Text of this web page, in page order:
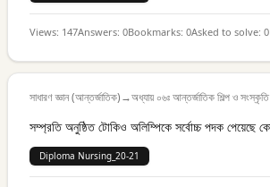
Views: 147Answers: 0Bookmarks: 0Asked to solve: 0
সাধারণ জ্ঞান (আন্তর্জাতিক)→অধ্যায় ০৬ঃ আন্তর্জাতিক শিল্প ও সংস্কৃতি
সম্প্রতি অনুষ্ঠিত টোকিও অলিম্পিকে সর্বোচ্চ পদক পেয়েছে
Diploma Nursing_20-21